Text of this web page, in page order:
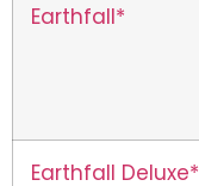
Earthfall*
Earthfall Deluxe*